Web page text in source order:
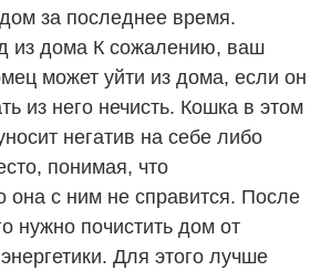
за последнее время.
из дома К сожалению, ваш
может уйти из дома, если он
из него нечисть. Кошка в этом
негатив на себе либо
понимая, что
она с ним не справится. После
нужно почистить дом от
Для этого лучше